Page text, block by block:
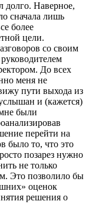
долго. Наверное,
сначала лишь
более
цели.
со своим
До всех
меня не
пути выхода из
и (кажется)
были
перейти на
было то, что это
позарез нужно
не только
Это позволило бы
оценок
решения о